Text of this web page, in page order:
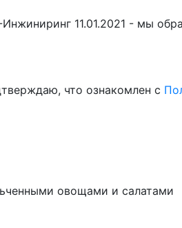
11.01.2021 - мы
что ознакомлен с
овощами и салатами